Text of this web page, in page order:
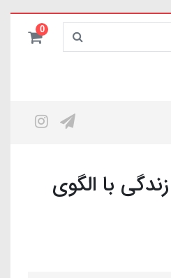
0
با الگوی